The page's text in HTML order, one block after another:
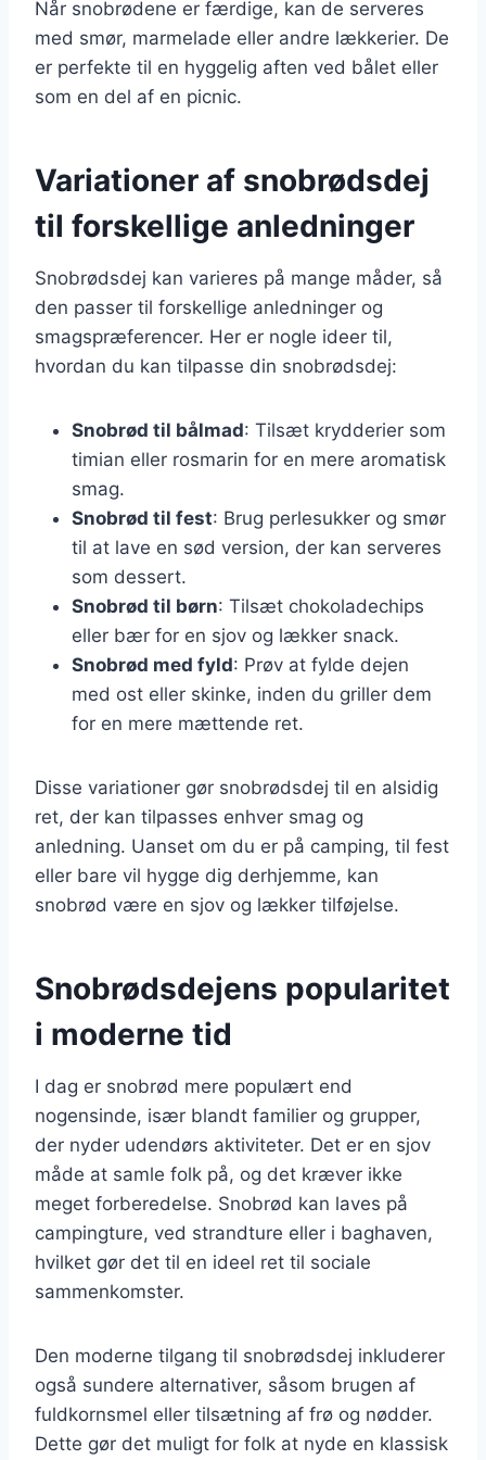
Når snobrødene er færdige, kan de serveres
med smør, marmelade eller andre lækkerier. De
er perfekte til en hyggelig aften ved bålet eller
som en del af en picnic.
Variationer af snobrødsdej
til forskellige anledninger
Snobrødsdej kan varieres på mange måder, så
den passer til forskellige anledninger og
smagspræferencer. Her er nogle ideer til,
hvordan du kan tilpasse din snobrødsdej:
Snobrød til bålmad: Tilsæt krydderier som
timian eller rosmarin for en mere aromatisk
smag.
Snobrød til fest: Brug perlesukker og smør
til at lave en sød version, der kan serveres
som dessert.
Snobrød til børn: Tilsæt chokoladechips
eller bær for en sjov og lækker snack.
Snobrød med fyld: Prøv at fylde dejen
med ost eller skinke, inden du griller dem
for en mere mættende ret.
Disse variationer gør snobrødsdej til en alsidig
ret, der kan tilpasses enhver smag og
anledning. Uanset om du er på camping, til fest
eller bare vil hygge dig derhjemme, kan
snobrød være en sjov og lækker tilføjelse.
Snobrødsdejens popularitet
i moderne tid
I dag er snobrød mere populært end
nogensinde, især blandt familier og grupper,
der nyder udendørs aktiviteter. Det er en sjov
måde at samle folk på, og det kræver ikke
meget forberedelse. Snobrød kan laves på
campingture, ved strandture eller i baghaven,
hvilket gør det til en ideel ret til sociale
sammenkomster.
Den moderne tilgang til snobrødsdej inkluderer
også sundere alternativer, såsom brugen af
fuldkornsmel eller tilsætning af frø og nødder.
Dette gør det muligt for folk at nyde en klassisk